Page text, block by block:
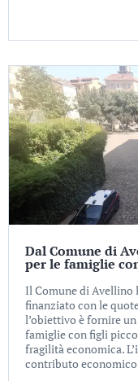
Dal Comune di
per le famiglie
Il Comune di Avellino
finanziato con le
l’obiettivo è fornire
famiglie con figli
fragilità economica.
contributo